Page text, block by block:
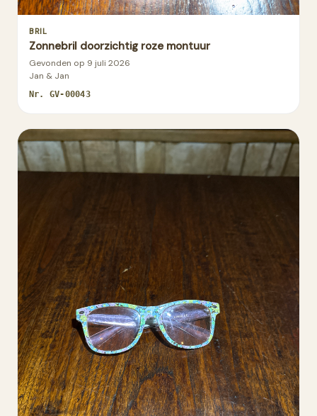
BRIL
Zonnebril doorzichtig roze montuur
Gevonden op 9 juli 2026
Jan & Jan
Nr. GV-00043